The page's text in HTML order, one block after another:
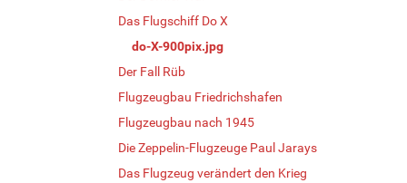
Das Flugschiff Do X
do-X-900pix.jpg
Der Fall Rüb
Flugzeugbau Friedrichshafen
Flugzeugbau nach 1945
Die Zeppelin-Flugzeuge Paul Jarays
Das Flugzeug verändert den Krieg